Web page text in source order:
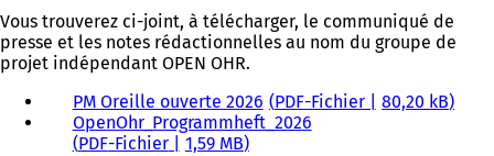
Vous trouverez ci-joint, à télécharger, le communiqué de
presse et les notes rédactionnelles au nom du groupe de
projet indépendant OPEN OHR.
PM Oreille ouverte 2026
PDF-Fichier
80,20 kB
OpenOhr_Programmheft_2026
PDF-Fichier
1,59 MB